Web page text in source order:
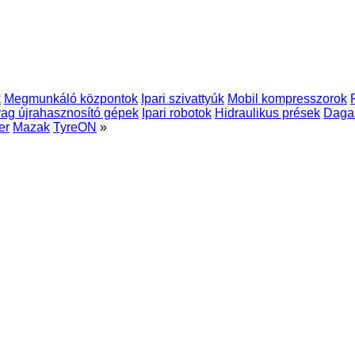
Megmunkáló központok Ipari szivattyúk Mobil kompresszorok
újrahasznosító gépek Ipari robotok Hidraulikus prések
Mazak TyreON »